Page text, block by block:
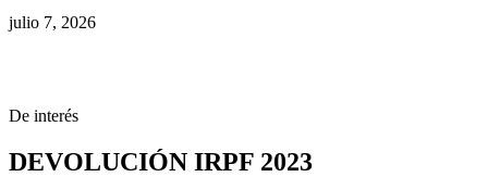
julio 7, 2026
De interés
DEVOLUCIÓN IRPF 2023